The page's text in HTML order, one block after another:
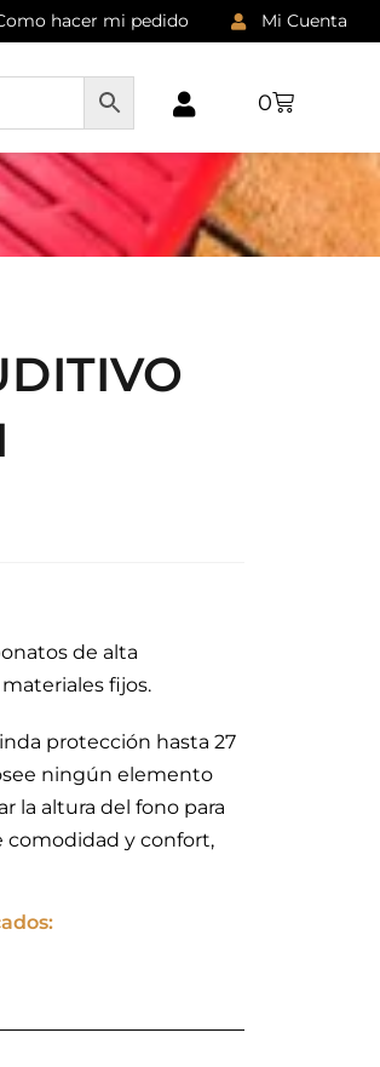
hacer mi pedido Mi Cuenta
0
de alta
fijos.
protección hasta 27
ningún elemento
la altura del fono para
comodidad y confort,